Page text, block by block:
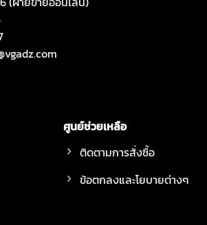
ศูนย์ช่วยเหลือ
ติดตามการสั่งซื้อ
ข้อตกลงและโยบายต่างๆ